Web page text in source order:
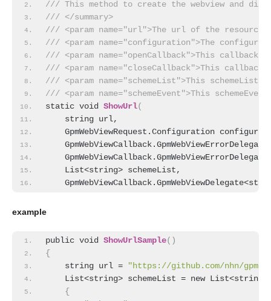
/// This method to create the webview and
/// </summary>
/// <param name="url">The url of the resource
/// <param name="configuration">The
/// <param name="openCallback">This callback
/// <param name="closeCallback">This callback
/// <param name="schemeList">This
/// <param name="schemeEvent">This
static void ShowUrl(
    string url,
GpmWebViewRequest.Configuration
GpmWebViewCallback.GpmWebViewErrorDelegate
    List<string> schemeList,
example
public void ShowUrlSample( )
{
    string url =
"https://github.com/nhn/
    List<string> schemeList = new List<string>
{